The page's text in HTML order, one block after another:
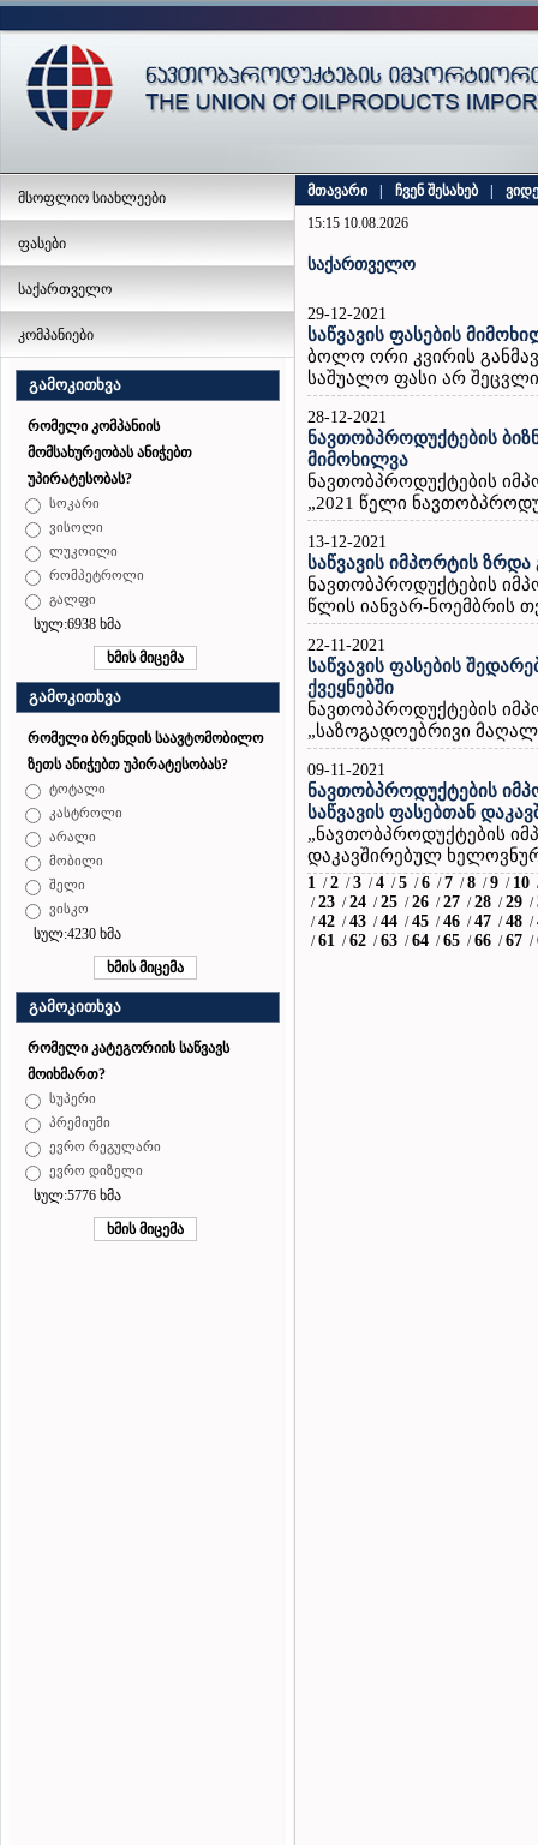
მსოფლიო სიახლეები
ფასები
საქართველო
კომპანიები
გამოკითხვა
რომელი კომპანიის
მომსახურეობას ანიჭებთ
უპირატესობას?
სოკარი
ვისოლი
ლუკოილი
რომპეტროლი
გალფი
სულ:6938 ხმა
გამოკითხვა
რომელი ბრენდის საავტომობილო
ზეთს ანიჭებთ უპირატესობას?
ტოტალი
კასტროლი
არალი
მობილი
შელი
ვისკო
სულ:4230 ხმა
გამოკითხვა
რომელი კატეგორიის საწვავს
მოიხმართ?
სუპერი
პრემიუმი
ევრო რეგულარი
ევრო დიზელი
სულ:5776 ხმა
მთავარი ჩვენ შესახებ
15:15 10.08.2026
საქართველო
29-12-2021
საწვავის ფასების
ბოლო ორი კვირის
საშუალო ფასი არ
28-12-2021
ნავთობპროდუქტების
მიმოხილვა
ნავთობპროდუქტების
„2021 წელი
13-12-2021
საწვავის იმპორტის
ნავთობპროდუქტების
წლის იანვარ-ნოემბრის
22-11-2021
საწვავის ფასების
ქვეყნებში
ნავთობპროდუქტების
„საზოგადოებრივი
09-11-2021
ნავთობპროდუქტების
საწვავის ფასებთან
„ნავთობპროდუქტების
დაკავშირებულ
1 / 2 / 3 / 4 / 5 / 6 / 7 / 8 / 9 / 10
/ 23 / 24 / 25 / 26 / 27 / 28 / 29 /
/ 42 / 43 / 44 / 45 / 46 / 47 / 48 /
/ 61 / 62 / 63 / 64 / 65 / 66 / 67 /